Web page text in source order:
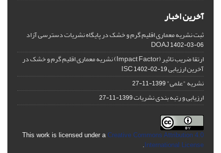
آخرین اخبار
ثبت نشریه معماری اقلیم گرم و خشک در پایگاه نشریات دسترسی آزاد
DOAJ1402-03-06
ارتقا ضریب تاثیر (Impact Factor) نشریه معماری اقلیم گرم و خشک در
آخرین ارزیابی ISC1402-02-19
نشریه "علمی"1399-11-27
ارزیابی و رتبه بندی نشریات1399-11-27
This work is licensed under a Creative Commons Attribution 4.0
International License
.